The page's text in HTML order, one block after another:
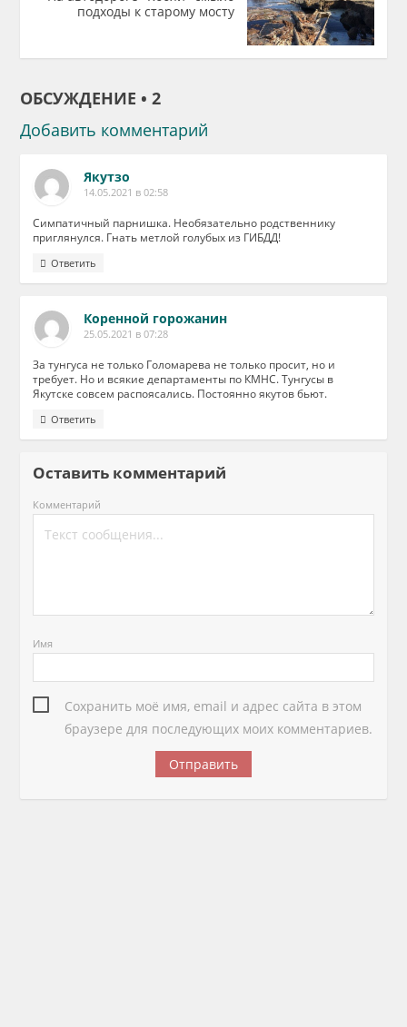
подходы к старому мосту
ОБСУЖДЕНИЕ • 2
Добавить комментарий
Якутзо
14.05.2021 в 02:58
Симпатичный парнишка. Необязательно родственнику
приглянулся. Гнать метлой голубых из ГИБДД!
Ответить
Коренной горожанин
25.05.2021 в 07:28
За тунгуса не только Голомарева не только просит, но и
требует. Но и всякие департаменты по КМНС. Тунгусы в
Якутске совсем распоясались. Постоянно якутов бьют.
Ответить
Оставить комментарий
Комментарий
Имя
Сохранить моё имя, email и адрес сайта в этом
браузере для последующих моих комментариев.